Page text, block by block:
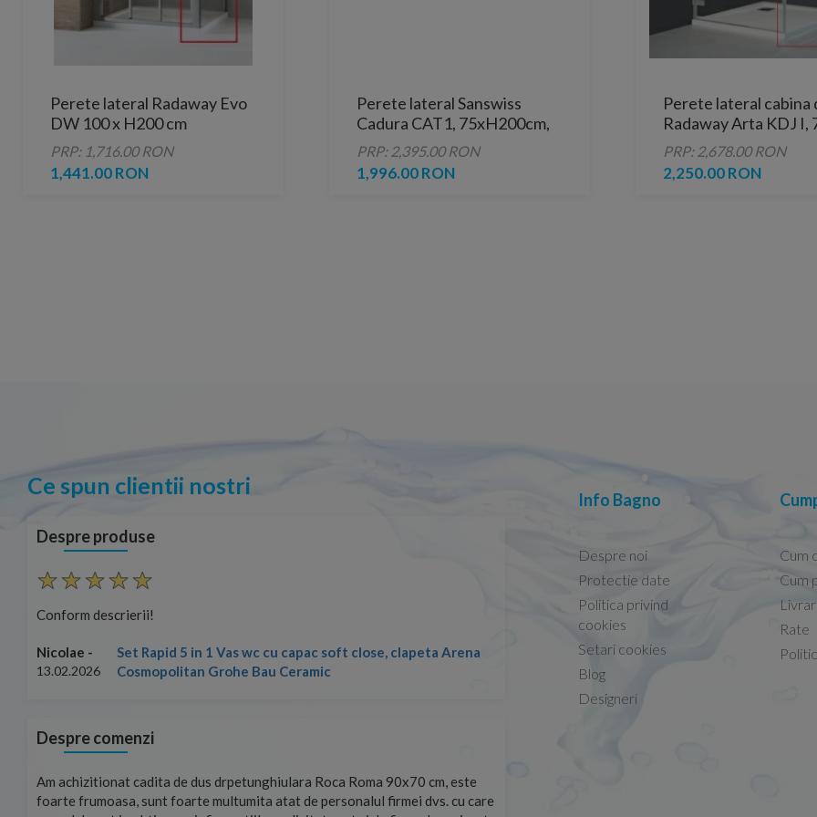
Perete lateral Radaway Evo
DW 100 x H200 cm
PRP: 1,716.00 RON
1,441.00 RON
Perete lateral Sanswiss
Cadura CAT1, 75xH200cm,
profil negru mat
PRP: 2,395.00 RON
1,996.00 RON
Perete lateral cabina
Radaway Arta KDJ I,
200 cm
PRP: 2,678.00 RON
2,250.00 RON
Ce spun clientii nostri
Despre produse
Conform descrierii!
Nicolae -
13.02.2026
Set Rapid 5 in 1 Vas wc cu capac soft close, clapeta Arena
Cosmopolitan Grohe Bau Ceramic
Conform descrierii!
13.02.2026
Despre comenzi
Am achizitionat cadita de dus drpetunghiulara Roca Roma 90x70 cm, este
foarte frumoasa, sunt foarte multumita atat de personalul firmei dvs. cu care
Info Bagno
Despre noi
Protectie date
Politica privind
cookies
Setari cookies
Blog
Designeri
Cum
Cum
Rate